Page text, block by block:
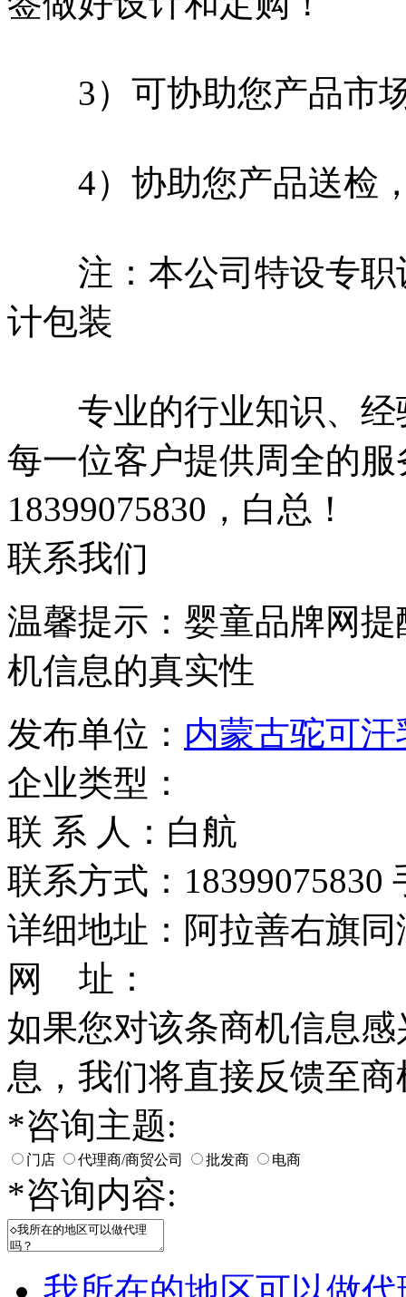
3）可协助您产品市
4）协助您产品送检，
注：本公司特设专职
计包装
专业的行业知识、经
每一位客户提供周全的
18399075830，白总！
联系我们
温馨提示：婴童品牌网
机信息的真实性
发布单位： 内蒙古驼可
企业类型：
联 系 人：白航
联系方式：18399075830
详细地址：阿拉善右旗
网 址：
如果您对该条商机信息
息，我们将直接反馈至
*咨询主题:
门店 代理商/商贸公司 批发商 电商
*咨询内容: